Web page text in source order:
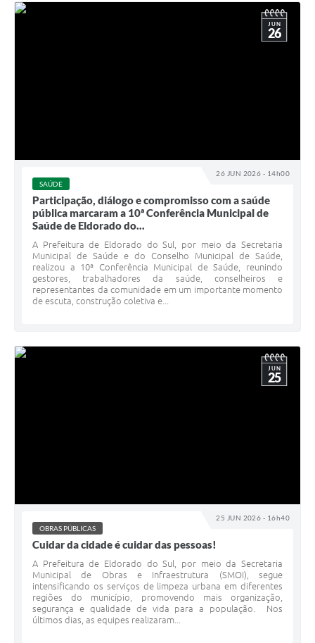
26 JUN 2026 - 14h00
JUN
26
SAÚDE
Participação, diálogo e compromisso com a saúde
pública marcaram a 10ª Conferência Municipal de
Saúde de Eldorado do...
A Prefeitura de Eldorado do Sul, por meio da Secretaria
Municipal de Saúde e do Conselho Municipal de Saúde,
realizou a 10ª Conferência Municipal de Saúde, reunindo
gestores, trabalhadores da saúde, conselheiros e
representantes da comunidade em um importante momento
de escuta, construção coletiva e...
25 JUN 2026 - 16h40
JUN
25
OBRAS PÚBLICAS
Cuidar da cidade é cuidar das pessoas!
A Prefeitura de Eldorado do Sul, por meio da Secretaria
Municipal de Obras e Infraestrutura (SMOI), segue
intensificando os serviços de limpeza urbana em diferentes
regiões do município, promovendo mais organização,
segurança e qualidade de vida para a população. Nos
últimos dias, as equipes realizaram...